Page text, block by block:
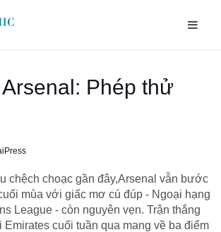
Phép thử
chệch choạc gần đây,Arsenal vẫn bước
mùa với giấc mơ cú đúp - Ngoại hạng
League - còn nguyên vẹn. Trận thắng
Emirates cuối tuần qua mang về ba điểm